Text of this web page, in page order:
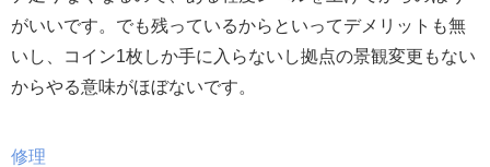
がいいです。でも残っているからといってデメリットも無
いし、コイン1枚しか手に入らないし拠点の景観変更もない
からやる意味がほぼないです。
修理